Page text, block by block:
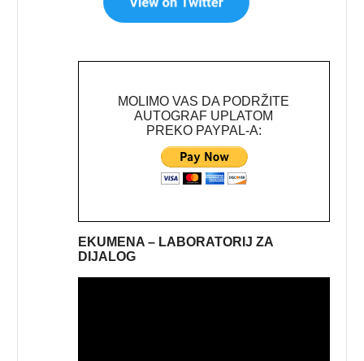
MOLIMO VAS DA PODRŽITE
AUTOGRAF UPLATOM
PREKO PAYPAL-A:
EKUMENA – LABORATORIJ ZA
DIJALOG